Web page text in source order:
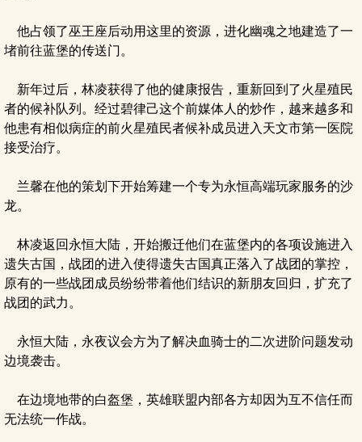
他占领了巫王座后动用这里的资源，进化幽魂之地建造了一
堵前往蓝堡的传送门。
新年过后，林凌获得了他的健康报告，重新回到了火星殖民
者的候补队列。经过碧律己这个前媒体人的炒作，越来越多和
他患有相似病症的前火星殖民者候补成员进入天文市第一医院
接受治疗。
兰馨在他的策划下开始筹建一个专为永恒高端玩家服务的沙
龙。
林凌返回永恒大陆，开始搬迁他们在蓝堡内的各项设施进入
遗失古国，战团的进入使得遗失古国真正落入了战团的掌控，
原有的一些战团成员纷纷带着他们结识的新朋友回归，扩充了
战团的武力。
永恒大陆，永夜议会方为了解决血骑士的二次进阶问题发动
边境袭击。
在边境地带的白盔堡，英雄联盟内部各方却因为互不信任而
无法统一作战。